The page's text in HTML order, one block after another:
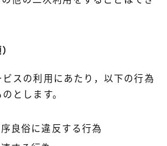
スの利用にあたり，以下の行為
とします。
良俗に違反する行為